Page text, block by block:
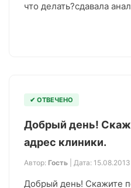
что делать?сдавала
✔ ОТВЕЧЕНО
Добрый день!
адрес клиники.
Автор: Гость | Дата: 15.08.2013
Добрый день! Скажите